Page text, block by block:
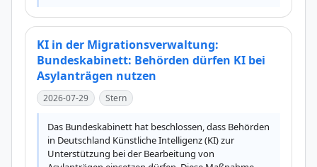
KI in der Migrationsverwaltung:
Bundeskabinett: Behörden dürfen KI bei
Asylanträgen nutzen
2026-07-29 Stern
Das Bundeskabinett hat beschlossen, dass Behörden
in Deutschland Künstliche Intelligenz (KI) zur
Unterstützung bei der Bearbeitung von